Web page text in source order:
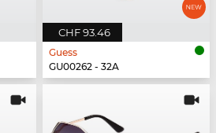
CHF 93.46
Guess
GU00262 - 32A